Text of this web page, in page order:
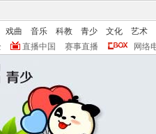
戏曲 音乐 科教 青少 文化
艺术
直播中国 赛事直播 网络